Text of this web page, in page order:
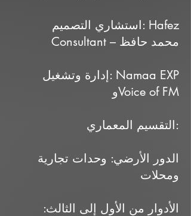
استشاري التصميم: Hafez
Consultant – محمد حافظ
إدارة وتشغيل: Namaa EXP
وVoice of FM
التقسيم المعماري:
الدور الأرضي: وحدات تجارية
ومحلات
الأدوار من الأول إلى الثالث: